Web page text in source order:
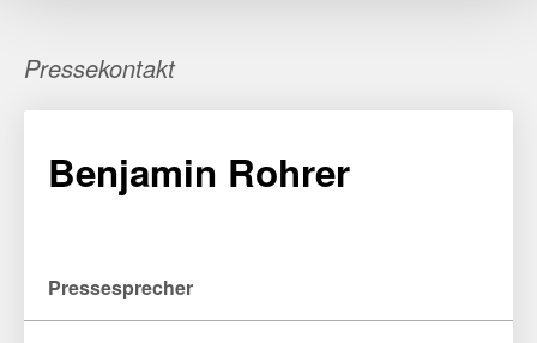
Pressekontakt
Benjamin Rohrer
Pressesprecher